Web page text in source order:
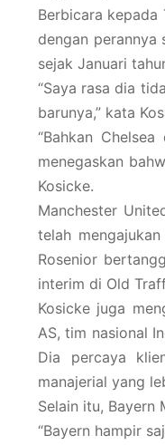
Berbicara kepada
dengan perannya
sejak Januari
“Saya rasa dia
barunya,” kata
“Bahkan
menegaskan
Kosicke.
Manchester
telah
Rosenior
interim di Old
Kosicke juga
AS, tim nasional
Dia percaya
manajerial yang
Selain itu, Bayern
“Bayern hampir